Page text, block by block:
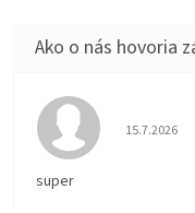
15.7.2026
super